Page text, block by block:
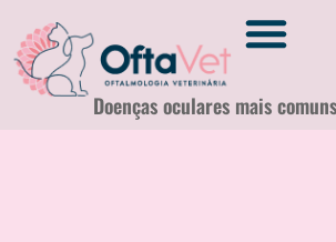
Doenças oculares mais